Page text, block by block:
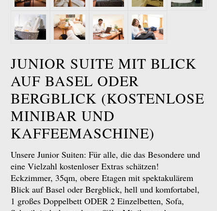
JUNIOR SUITE MIT BLICK
AUF BASEL ODER
BERGBLICK (KOSTENLOSE
MINIBAR UND
KAFFEEMASCHINE)
Unsere Junior Suiten: Für alle, die das Besondere und
eine Vielzahl kostenloser Extras schätzen!
Eckzimmer, 35qm, obere Etagen mit spektakulärem
Blick auf Basel oder Bergblick, hell und komfortabel,
1 großes Doppelbett ODER 2 Einzelbetten, Sofa,